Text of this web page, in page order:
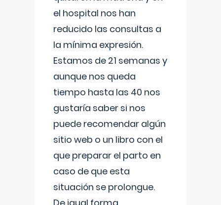
el hospital nos han
reducido las consultas a
la mínima expresión.
Estamos de 21 semanas y
aunque nos queda
tiempo hasta las 40 nos
gustaría saber si nos
puede recomendar algún
sitio web o un libro con el
que preparar el parto en
caso de que esta
situación se prolongue.